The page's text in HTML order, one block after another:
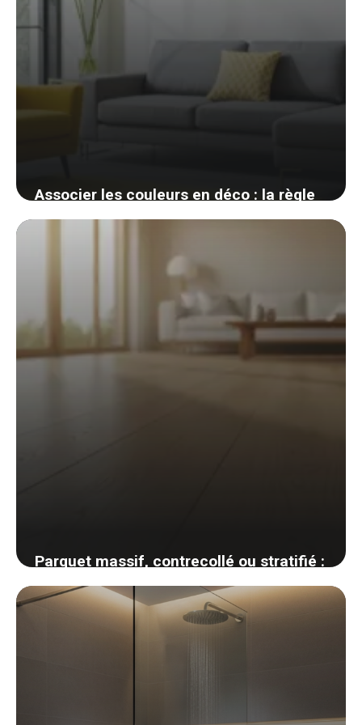
Associer les couleurs en déco : la règle
des 60-30-10 et le cercle chromatique
Parquet massif, contrecollé ou stratifié :
comment choisir son revêtement de sol
bois